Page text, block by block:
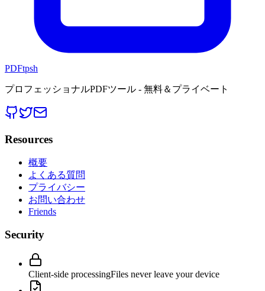
PDFtpsh
プロフェッショナルPDFツール - 無料＆プライベート
Resources
概要
よくある質問
プライバシー
お問い合わせ
Friends
Security
Client-side processingFiles never leave your device